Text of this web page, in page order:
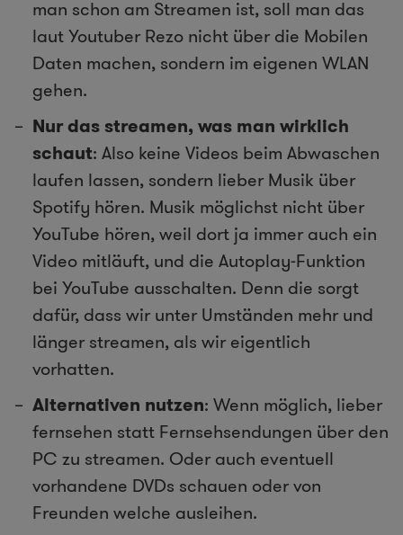
man schon am Streamen ist, soll man das
laut Youtuber Rezo nicht über die Mobilen
Daten machen, sondern im eigenen WLAN
gehen.
Nur das streamen, was man wirklich
schaut: Also keine Videos beim Abwaschen
laufen lassen, sondern lieber Musik über
Spotify hören. Musik möglichst nicht über
YouTube hören, weil dort ja immer auch ein
Video mitläuft, und die Autoplay-Funktion
bei YouTube ausschalten. Denn die sorgt
dafür, dass wir unter Umständen mehr und
länger streamen, als wir eigentlich
vorhatten.
Alternativen nutzen: Wenn möglich, lieber
fernsehen statt Fernsehsendungen über den
PC zu streamen. Oder auch eventuell
vorhandene DVDs schauen oder von
Freunden welche ausleihen.